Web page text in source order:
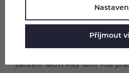
Zařízení MOTI Play Mini Pod
Přijmout